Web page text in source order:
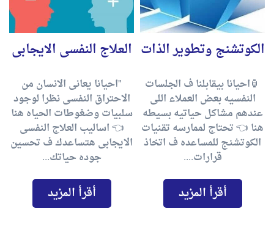
الكوتشنج وتطوير الذات
🏮احيانا بيقابلنا ف الجلسات
النفسيه بعض العملاء اللى
عندهم مشاكل حياتيه بسيطه
هنا 👈 تحتاج لممارسه تقنيات
الكوتشنج للمساعده ف اتخاذ
قرارات....
أقرأ المزيد
العلاج النفسى الايجابى
"احيانا يعانى الانسان من
الاحتراق النفسى نظرا لوجود
سلبيات وضغوطات الحياه هنا
👈 اساليب العلاج النفسى
الايجابى هتساعدك ف تحسين
جوده حياتك...
أقرأ المزيد